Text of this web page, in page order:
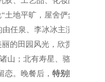
地平旷，屋舍俨然，有
任泉、李冰冰主演的《康
的田园风光，欣赏漓江的
山；北有寿星、骆驼山；
。晚餐后， 特别赠送